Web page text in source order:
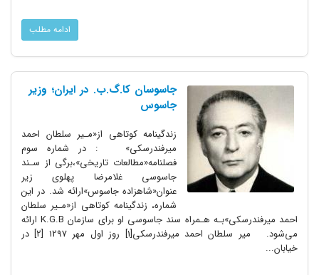
ادامه مطلب
جاسوسان کا.گ.ب. در ایران؛ وزیر
جاسوس
زندگینامه‌ کوتاهی‌ از«مـیر سلطان احمد
میرفندرسکی» : در شماره سوم
فصلنامه«مطالعات‌ تاریخی»،برگی از سـند
جاسوسی غلامرضا پهلوی زیر
عنوان«شاهزاده جاسوس»ارائه شد‌. در این
شماره، زندگینامه‌ کوتاهی‌ از«مـیر سلطان
احمد میرفندرسکی»بـه هـمراه سند جاسوسی او برای سازمان K.G.B ارائه
می‌شود. میر سلطان احمد میرفندرسکی‌[1] روز اول مهر 1297 [2] در
خیابان...